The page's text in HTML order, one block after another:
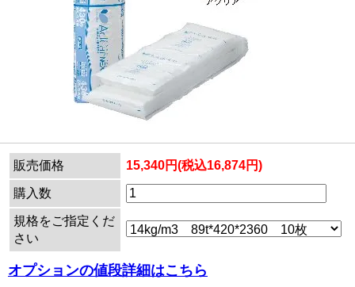
販売価格 15,340円(税込16,874円)
購入数
規格をご指定くだ
さい
オプションの値段詳細はこちら